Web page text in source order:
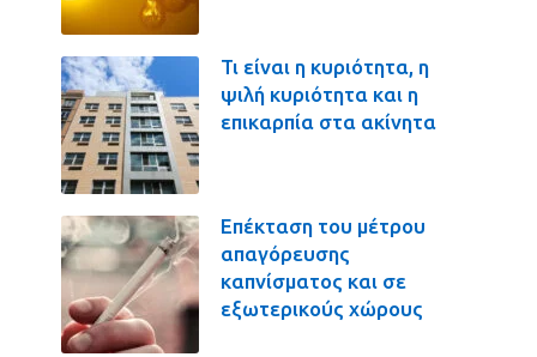
Τι είναι η κυριότητα, η
ψιλή κυριότητα και η
επικαρπία στα ακίνητα
Επέκταση του μέτρου
απαγόρευσης
καπνίσματος και σε
εξωτερικούς χώρους